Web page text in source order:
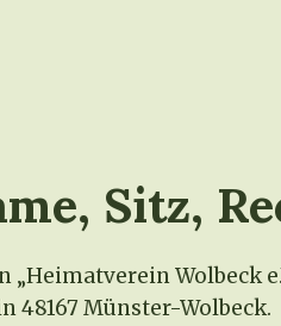
Sitz,
Wolbeck
48167 Münster-Wolbeck.